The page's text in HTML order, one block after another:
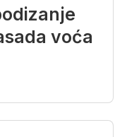
voća